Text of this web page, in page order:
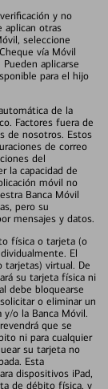
y no
aplican otras
seleccione
vía Móvil
aplicarse
para el hijo
de la
Factores fuera de
de nosotros. Estos
de correo
del
la capacidad de
móvil no
Banca Móvil
pero su
mensajes y datos.
física o tarjeta (o
El
tarjetas) virtual. De
su tarjeta física ni
debe bloquearse
o eliminar un
o la Banca Móvil.
que se
ni para cualquier
su tarjeta no
Esta
dispositivos iPad,
de débito física, y